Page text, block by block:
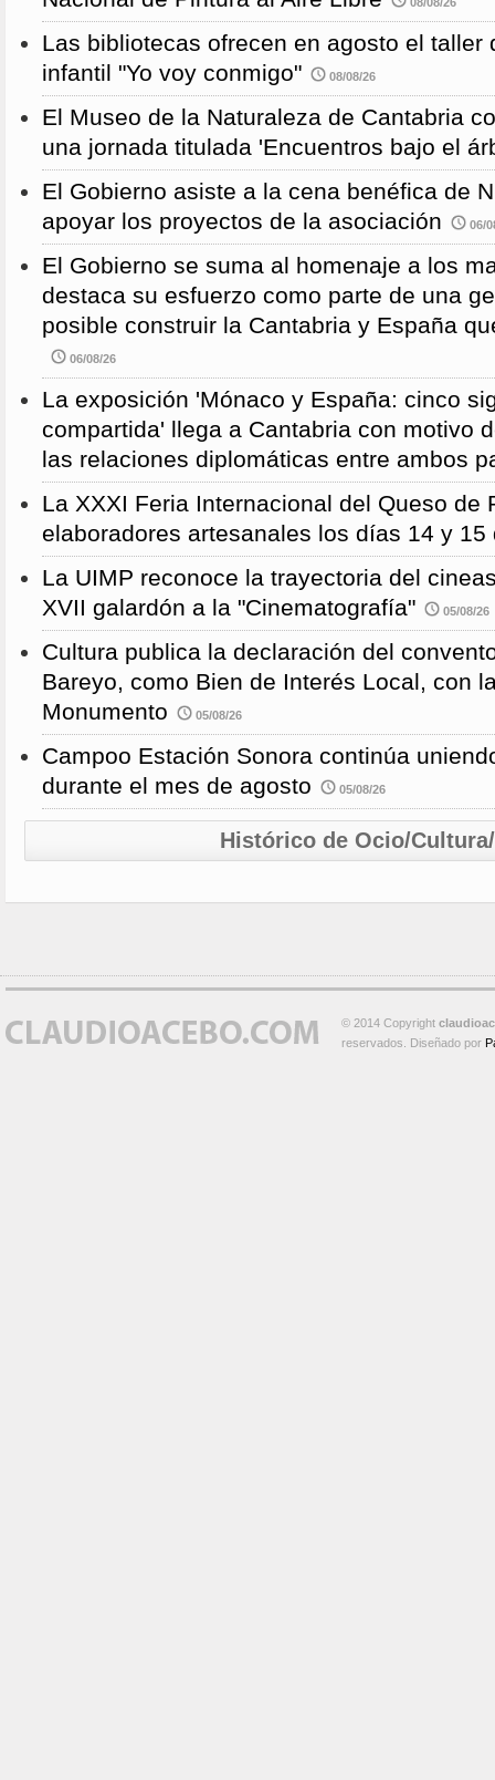
Las bibliotecas ofrecen en agosto el taller
infantil "Yo voy conmigo"
08/08/26
El Museo de la Naturaleza de Cantabria
una jornada titulada 'Encuentros bajo el
El Gobierno asiste a la cena benéfica de
apoyar los proyectos de la asociación
06/
El Gobierno se suma al homenaje a los
destaca su esfuerzo como parte de una
posible construir la Cantabria y España
06/08/26
La exposición 'Mónaco y España: cinco
compartida' llega a Cantabria con motivo
las relaciones diplomáticas entre ambos
La XXXI Feria Internacional del Queso de
elaboradores artesanales los días 14 y 15
La UIMP reconoce la trayectoria del
XVII galardón a la "Cinematografía"
05/08/26
Cultura publica la declaración del
Bareyo, como Bien de Interés Local, con
Monumento
05/08/26
Campoo Estación Sonora continúa
durante el mes de agosto
05/08/26
Histórico de Ocio/
© 2014 Copyright
reservados. Diseñado por